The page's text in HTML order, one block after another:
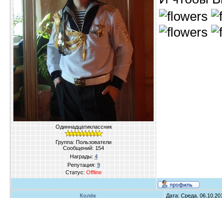
Одиннадцатиклассник
Группа: Пользователи
Сообщений: 154
Награды: 4
Репутация: 9
Статус: Offline
Колёк Дата: Среда,